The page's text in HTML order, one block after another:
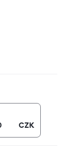
CZK